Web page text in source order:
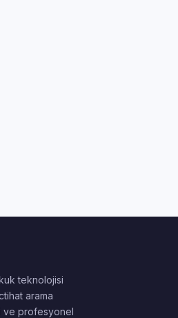
teknolojisi
arama
ve profesyonel